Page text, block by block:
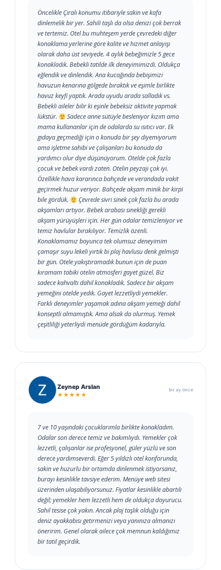
Öncelikle Çıralı konumu itibariyle sakin ve kafa
dinlemelik bir yer. Sahili taşlı da olsa denizi çok berrak
ve tertemiz. Otel bu muhteşem yerde çevredeki diğer
konaklama yerlerine göre kalite ve hizmet anlayışı
olarak daha üst seviyede. 4 aylık bebeğimizle 5 gece
konakladık. Bebekli tatilde ilk deneyimimizdi. Oldukça
eğlendik ve dinlendik. Ana kucağında bebişimizi
havuzun kenarına gölgede bıraktık ve eşimle birlikte
havuz keyfi yaptık. Arada uyudu arada salladık vs.
Bebekli aileler bilir ki eşinle bebeksiz aktivite yapmak
lükstür.
Sadece anne sütüyle besleniyor kızım ama
mama kullananlar için de odalarda su ısıtıcı var. Ek
gıdaya geçmediği için o konuda bir şey diyemiyorum
ama işletme sahibi ve çalışanları bu konuda da
yardımcı olur diye düşünüyorum. Otelde çok fazla
çocuk ve bebek vardı zaten. Otelin peyzajı çok iyi.
Özellikle hava kararınca bahçede ve verandada vakit
geçirmek huzur veriyor. Bahçede akşam minik bir kirpi
bile gördük.
Çevrede sivri sinek çok fazla bu arada
akşamları artıyor. Bebek arabası sinekliği gerekli
akşam yürüyüşleri için. Her gün odalar temizleniyor ve
temiz havlular bırakılıyor. Temizlik özenli.
Konaklamamız boyunca tek olumsuz deneyimim
çamaşır suyu lekeli yırtık bi plaj havlusu denk gelmişti
bir gün. Otele yakıştıramadık bunun için de puan
kıramam tabiki otelin atmosferi gayet güzel. Biz
sadece kahvaltı dahil konakladık. Sadece bir akşam
yemeğini otelde yedik. Gayet lezzetliydi yemekler.
Farklı deneyimler yaşamak adına akşam yemeği dahil
konseptli almamıştık. Ama alsak da olurmuş. Yemek
çeşitliliği yeterliydi menüde gördüğüm kadarıyla.
Zeynep Arslan
★★★★★
bir ay önce
7 ve 10 yaşındaki çocuklarımla birlikte konakladım.
Odalar son derece temiz ve bakımlıydı. Yemekler çok
lezzetli, çalışanlar ise profesyonel, güler yüzlü ve son
derece yardımseverdi. Eğer 5 yıldızlı otel konforunda,
sakin ve huzurlu bir ortamda dinlenmek istiyorsanız,
burayı kesinlikle tavsiye ederim. Menüye web sitesi
üzerinden ulaşabiliyorsunuz. Fiyatlar kesinlikle abartılı
değil; yemekler hem lezzetli hem de oldukça doyurucu.
Sahil tesise çok yakın. Ancak plaj taşlık olduğu için
deniz ayakkabısı getirmenizi veya yanınıza almanızı
öneririm. Genel olarak ailece çok memnun kaldığımız
bir tatil geçirdik.